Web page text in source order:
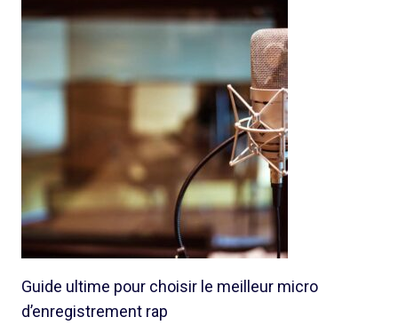
Guide ultime pour choisir le meilleur micro
d’enregistrement rap